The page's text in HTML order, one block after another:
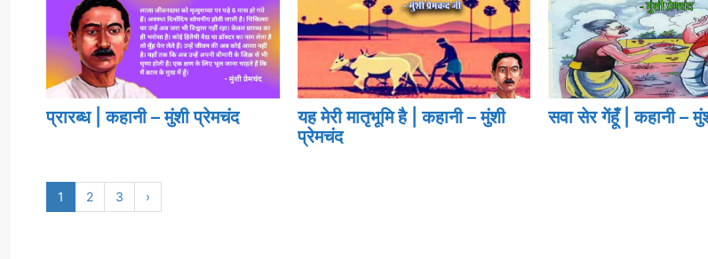
प्रारब्ध | कहानी – मुंशी प्रेमचंद
यह मेरी मातृभूमि है | कहानी – मुंशी
प्रेमचंद
सवा सेर गेंहूँ | कहानी –
1 2 3 ›